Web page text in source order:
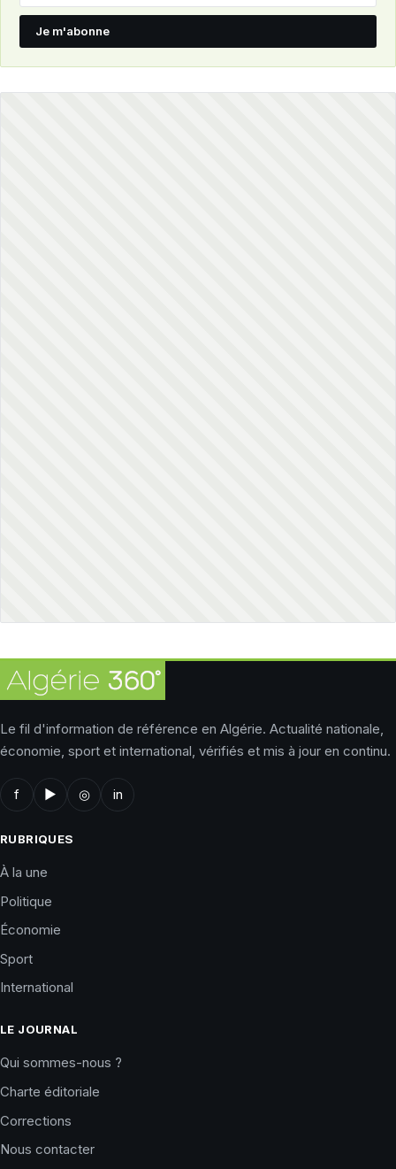
Je m'abonne
Le fil d'information de référence en Algérie. Actualité nationale,
économie, sport et international, vérifiés et mis à jour en continu.
f ▶ ◎ in
RUBRIQUES
À la une
Politique
Économie
Sport
International
LE JOURNAL
Qui sommes-nous ?
Charte éditoriale
Corrections
Nous contacter